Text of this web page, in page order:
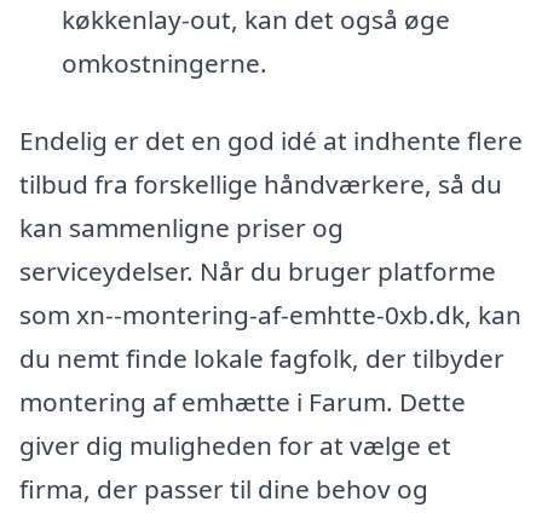
køkkenlay-out, kan det også øge
omkostningerne.
Endelig er det en god idé at indhente flere
tilbud fra forskellige håndværkere, så du
kan sammenligne priser og
serviceydelser. Når du bruger platforme
som xn--montering-af-emhtte-0xb.dk, kan
du nemt finde lokale fagfolk, der tilbyder
montering af emhætte i Farum. Dette
giver dig muligheden for at vælge et
firma, der passer til dine behov og